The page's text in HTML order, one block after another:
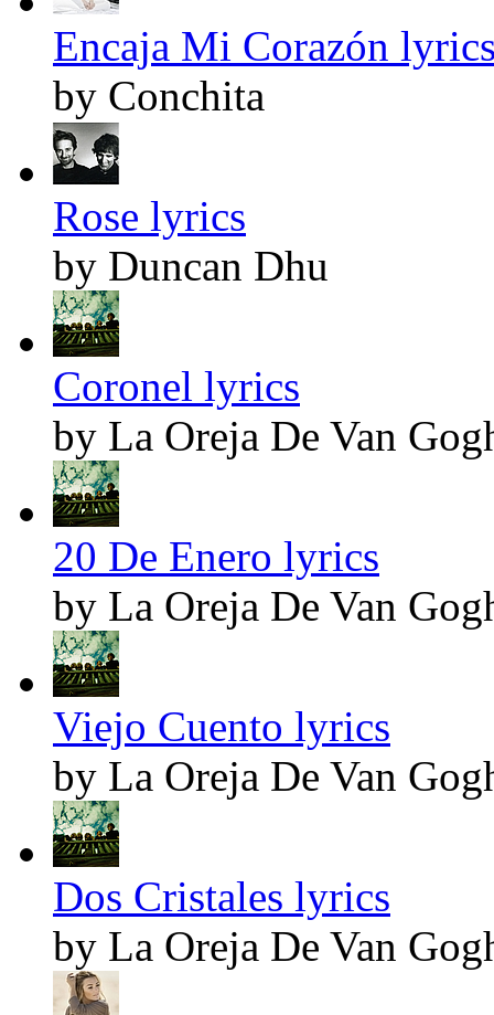
Encaja Mi Corazón
by Conchita
Rose lyrics
by Duncan Dhu
Coronel lyrics
by La Oreja De Van
20 De Enero lyrics
by La Oreja De Van
Viejo Cuento lyrics
by La Oreja De Van
Dos Cristales lyrics
by La Oreja De Van